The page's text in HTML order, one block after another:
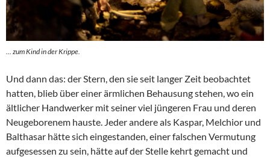
… zum Kind in der Krippe.
Und dann das: der Stern, den sie seit langer Zeit beobachtet
hatten, blieb über einer ärmlichen Behausung stehen, wo ein
ältlicher Handwerker mit seiner viel jüngeren Frau und deren
Neugeborenem hauste. Jeder andere als Kaspar, Melchior und
Balthasar hätte sich eingestanden, einer falschen Vermutung
aufgesessen zu sein, hätte auf der Stelle kehrt gemacht und